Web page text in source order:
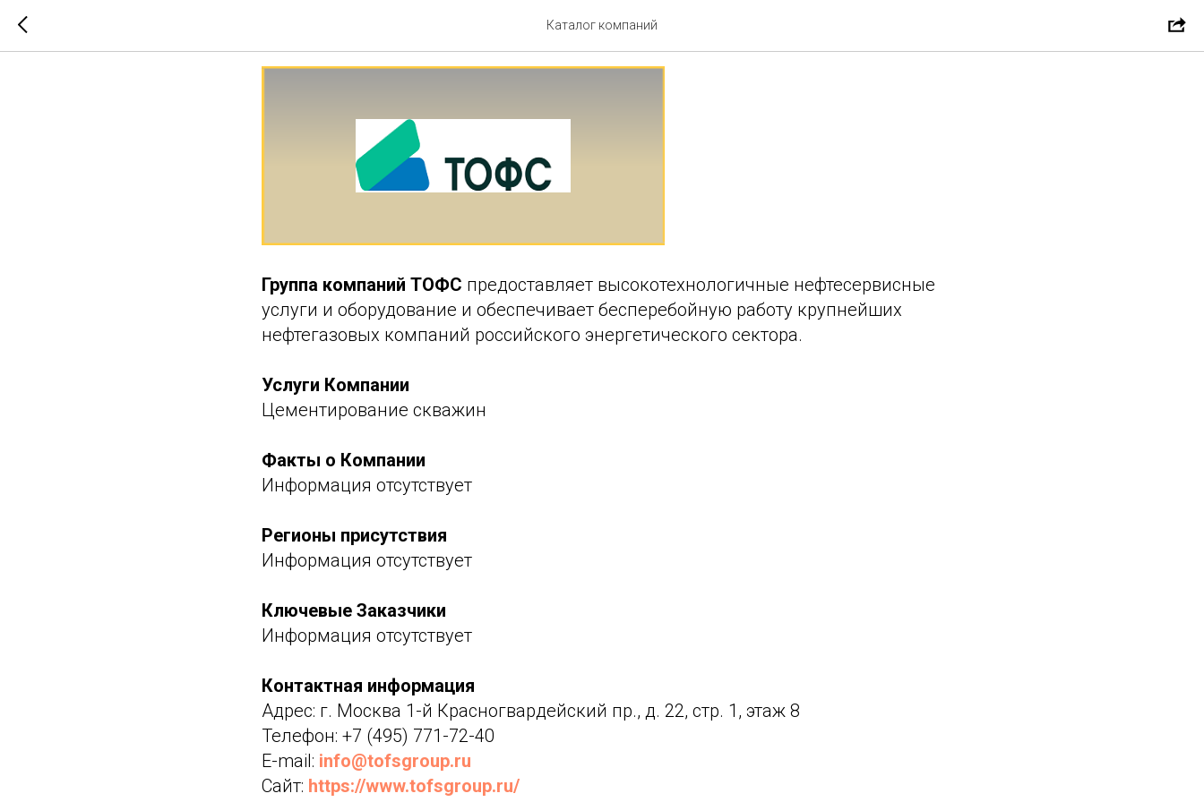
Каталог компаний
Группа компаний ТОФС
Группа компаний ТОФС предоставляет высокотехнологичные нефтесервисные
услуги и оборудование и обеспечивает бесперебойную работу крупнейших
нефтегазовых компаний российского энергетического сектора.
Услуги Компании
Цементирование скважин
Факты о Компании
Информация отсутствует
Регионы присутствия
Информация отсутствует
Ключевые Заказчики
Информация отсутствует
Контактная информация
Адрес: г. Москва 1-й Красногвардейский пр., д. 22, стр. 1, этаж 8
Телефон: +7 (495) 771-72-40
E-mail: info@tofsgroup.ru
Сайт: https://www.tofsgroup.ru/